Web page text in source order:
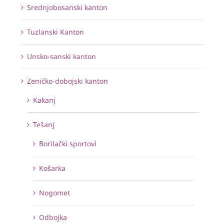
Srednjobosanski kanton
Tuzlanski Kanton
Unsko-sanski kanton
Zeničko-dobojski kanton
Kakanj
Tešanj
Borilački sportovi
Košarka
Nogomet
Odbojka